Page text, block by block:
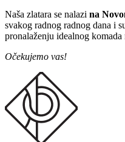
Naša zlatara se nalazi na
svakog radnog radnog dana i
pronalaženju idealnog komada
Očekujemo vas!